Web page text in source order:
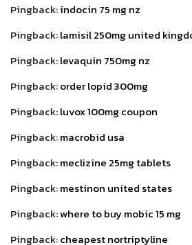
Pingback:indocin 75 mg nz
Pingback:lamisil 250mg united
Pingback:levaquin 750mg nz
Pingback:order lopid 300mg
Pingback:luvox 100mg coupon
Pingback:macrobid usa
Pingback:meclizine 25mg tablets
Pingback:mestinon united states
Pingback:where to buy mobic 15 mg
Pingback:cheapest nortriptyline